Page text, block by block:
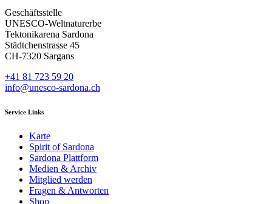
Geschäftsstelle
UNESCO-Weltnaturerbe
Tektonikarena Sardona
Städtchenstrasse 45
CH-7320 Sargans
+41 81 723 59 20
info@unesco-sardona.ch
Service Links
Karte
Spirit of Sardona
Sardona Plattform
Medien & Archiv
Mitglied werden
Fragen & Antworten
Shop